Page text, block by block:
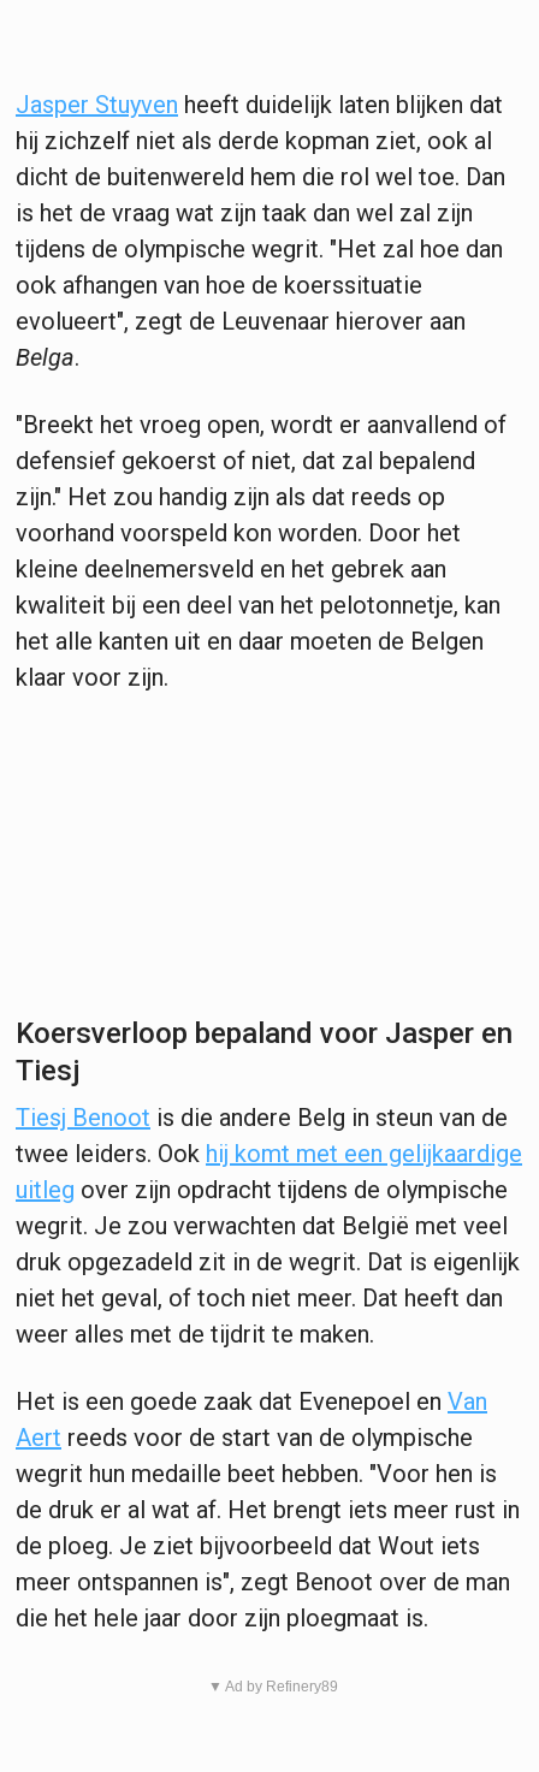
Jasper Stuyven heeft duidelijk laten blijken dat
hij zichzelf niet als derde kopman ziet, ook al
dicht de buitenwereld hem die rol wel toe. Dan
is het de vraag wat zijn taak dan wel zal zijn
tijdens de olympische wegrit. "Het zal hoe dan
ook afhangen van hoe de koerssituatie
evolueert", zegt de Leuvenaar hierover aan
Belga.
"Breekt het vroeg open, wordt er aanvallend of
defensief gekoerst of niet, dat zal bepalend
zijn." Het zou handig zijn als dat reeds op
voorhand voorspeld kon worden. Door het
kleine deelnemersveld en het gebrek aan
kwaliteit bij een deel van het pelotonnetje, kan
het alle kanten uit en daar moeten de Belgen
klaar voor zijn.
Koersverloop bepaland voor Jasper en
Tiesj
Tiesj Benoot is die andere Belg in steun van de
twee leiders. Ook hij komt met een gelijkaardige
uitleg over zijn opdracht tijdens de olympische
wegrit. Je zou verwachten dat België met veel
druk opgezadeld zit in de wegrit. Dat is eigenlijk
niet het geval, of toch niet meer. Dat heeft dan
weer alles met de tijdrit te maken.
Het is een goede zaak dat Evenepoel en Van
Aert reeds voor de start van de olympische
wegrit hun medaille beet hebben. "Voor hen is
de druk er al wat af. Het brengt iets meer rust in
de ploeg. Je ziet bijvoorbeeld dat Wout iets
meer ontspannen is", zegt Benoot over de man
die het hele jaar door zijn ploegmaat is.
▼ Ad by Refinery89